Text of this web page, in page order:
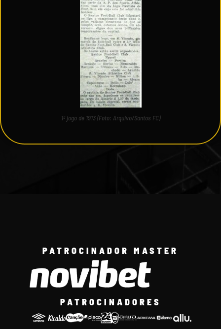
1º jogo de 1913 (Foto: Arquivo/Santos FC)
PATROCINADOR MASTER
PATROCINADORES